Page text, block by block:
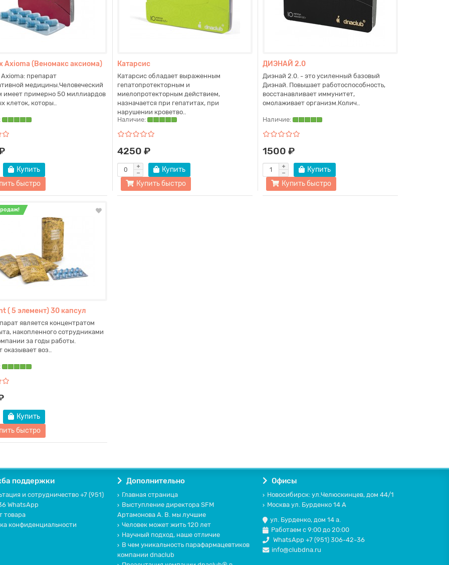
Технология
Axioma (Веномакс аксиома)
препарат
медицины.Человеческий
имеет примерно 50 миллиардов
клеток, которы..
Купить
быстро
Катарсис
Катарсис обладает выраженным
гепатопротекторным и
миелопротекторным действием,
назначается при гепатитах, при
нарушении кроветво..
Наличие:
4250 ₽
Купить
Купить быстро
ДИЭНАЙ 2.0
Диэнай 2.0. - это усиленный базовый
Диэнай. Повышает работоспособность,
восстанавливает иммунитет,
омолаживает организм.Колич..
Наличие:
1500 ₽
Купить
Купить быстро
( 5 элемент) 30 капсул
является концентратом
накопленного сотрудниками
за годы работы.
оказывает воз..
Купить
быстро
поддержки
и сотрудничество +7 (951)
WhatsApp
товара
конфиденциальности
Дополнительно
Главная страница
Выступление директора SFM
Артамонова А. В. мы лучшие
Человек может жить 120 лет
Научный подход, наше отличие
В чем уникальность парафармацевтиков
компании dnaclub
Офисы
Новосибирск: ул.Челюскинцев, дом 44/1
Москва ул. Бурденко 14 А
ул. Бурденко, дом 14 а.
Работаем с 9:00 до 20:00
WhatsApp +7 (951) 306-42-36
info@clubdna.ru